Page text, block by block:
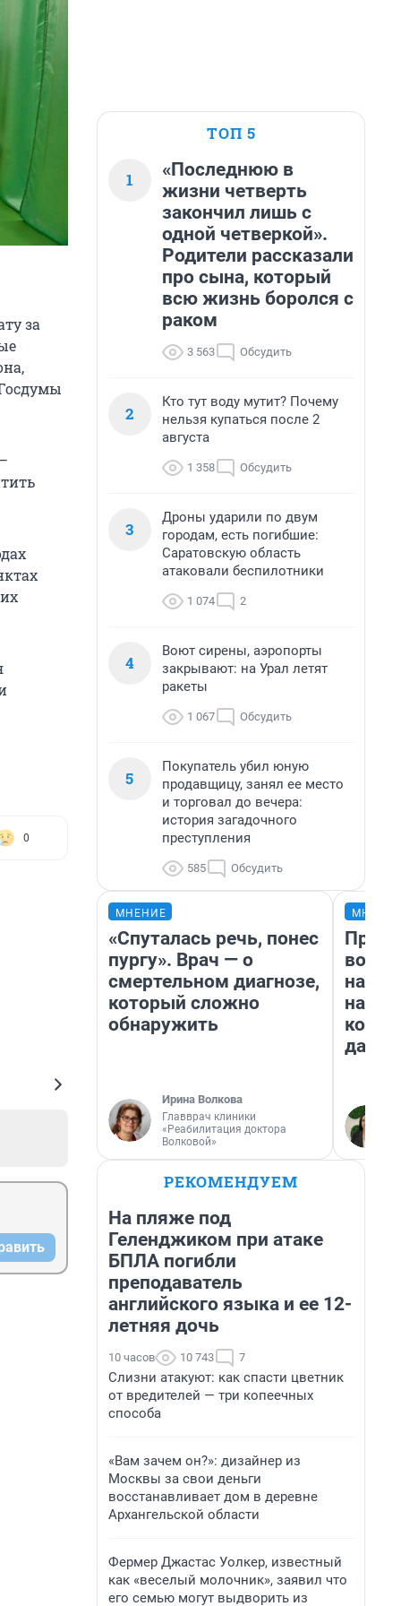
за
0
ТОП 5
1
«Последнюю в
жизни четверть
закончил лишь с
одной четверкой».
Родители рассказали
про сына, который
всю жизнь боролся с
раком
3 563 Обсудить
2
Кто тут воду мутит? Почему
нельзя купаться после 2
августа
1 358 Обсудить
3
Дроны ударили по двум
городам, есть погибшие:
Саратовскую область
атаковали беспилотники
1 074 2
4
Воют сирены, аэропорты
закрывают: на Урал летят
ракеты
1 067 Обсудить
5
Покупатель убил юную
продавщицу, занял ее место
и торговал до вечера:
история загадочного
преступления
585 Обсудить
МНЕНИЕ
«Спуталась речь, понес
пургу». Врач — о
смертельном диагнозе,
который сложно
обнаружить
Ирина Волкова
Главврач клиники
«Реабилитация доктора
Волковой»
нам
даже
РЕКОМЕНДУЕМ
На пляже под
Геленджиком при атаке
БПЛА погибли
преподаватель
английского языка и ее 12-
летняя дочь
10 часов 10 743 7
Слизни атакуют: как спасти цветник
от вредителей — три копеечных
способа
«Вам зачем он?»: дизайнер из
Москвы за свои деньги
восстанавливает дом в деревне
Архангельской области
Фермер Джастас Уолкер, известный
как «веселый молочник», заявил что
его семью могут выдворить из